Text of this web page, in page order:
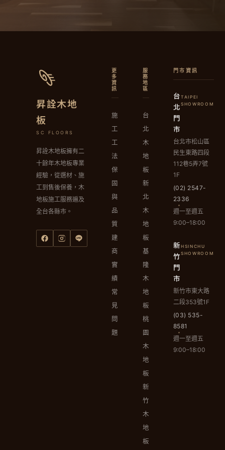
昇詮木地
板
SC FLOORS
昇詮木地板擁有二
十餘年木地板專業
經驗，從選材、施
工到售後保養，木
地板施工服務遍及
全台各縣市。
更
多
資
訊
施
工
工
法
保
固
與
品
質
建
商
實
績
常
見
問
題
服
務
地
區
台
北
木
地
板
新
北
木
地
板
基
隆
木
地
板
桃
園
木
地
板
新
竹
木
地
板
門市資訊
台
北
門
市
TAIPEI
SHOWROOM
台北市松山區
民生東路四段
112巷5弄7號
1F
(02) 2547-
2336
週一至週五
9:00–18:00
新
竹
門
市
HSINCHU
SHOWROOM
新竹市東大路
二段353號1F
(03) 535-
8581
週一至週五
9:00–18:00